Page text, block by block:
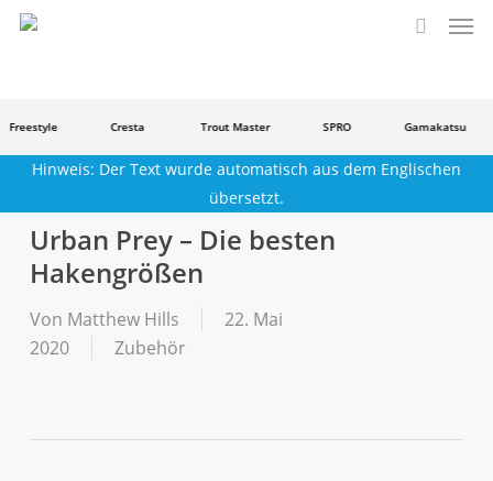
Zum
Freestyle Cresta Trout Master SPRO Gamakatsu
Hinweis: Der Text wurde automatisch aus dem Englischen
übersetzt.
Urban Prey – Die besten
Hakengrößen
Von Matthew Hills
22. Mai
2020
Zubehör